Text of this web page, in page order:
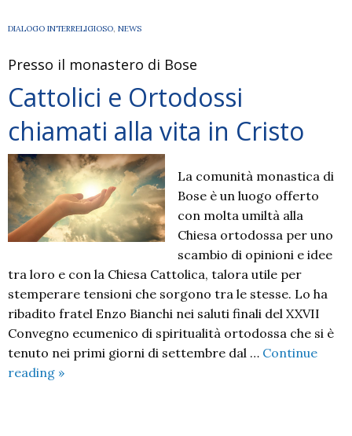
settimana
preghiera
per
l’unità
dei
cristiani
DIALOGO INTERRELIGIOSO, NEWS
Presso il monastero di Bose
Cattolici e Ortodossi
chiamati alla vita in Cristo
La comunità monastica di
Bose è un luogo offerto
con molta umiltà alla
Chiesa ortodossa per uno
scambio di opinioni e idee
tra loro e con la Chiesa Cattolica, talora utile per
stemperare tensioni che sorgono tra le stesse. Lo ha
ribadito fratel Enzo Bianchi nei saluti finali del XXVII
Convegno ecumenico di spiritualità ortodossa che si è
tenuto nei primi giorni di settembre dal … Continue
reading Cattolici
»